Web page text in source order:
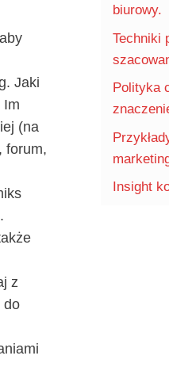
Jaki
Im
(na
forum,
z
do
biurowy.
Techniki
Polityka
Insight